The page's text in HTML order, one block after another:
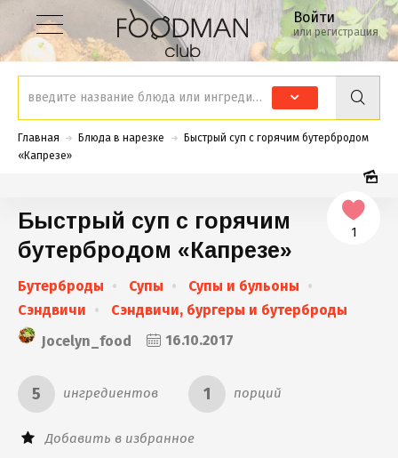
Войти
или регистрация
Главная Блюда в нарезке
Быстрый суп с горячим бутербродом
«Капрезе»​​​​​​​
Быстрый суп с горячим
бутербродом «Капрезе»​​​​​​​
Бутерброды Супы
Супы и бульоны
Сэндвичи
Сэндвичи, бургеры и бутерброды
Jocelyn_food
16.10.2017
5 ингредиентов 1 порций
Добавить в избранное
1